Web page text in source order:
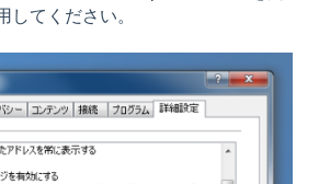
してください。